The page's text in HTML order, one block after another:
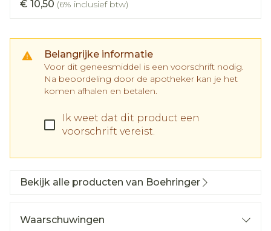
€ 10,50 (6% inclusief btw)
Belangrijke informatie
Voor dit geneesmiddel is een voorschrift nodig.
Na beoordeling door de apotheker kan je het
komen afhalen en betalen.
Ik weet dat dit product een
voorschrift vereist.
Bekijk alle producten van Boehringer
Waarschuwingen